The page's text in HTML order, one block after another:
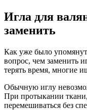
Игла для
заменить
Как уже было
вопрос, чем заменить
терять время, многие
Обычную иглу
При протыкании
перемешиваться без